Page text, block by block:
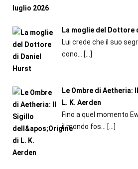
La moglie del Dottore
Lui crede che il suo
cono... […]
Le Ombre di Aetheria:
L. K. Aerden
Fino a quel momento
il mondo fos...
[…]